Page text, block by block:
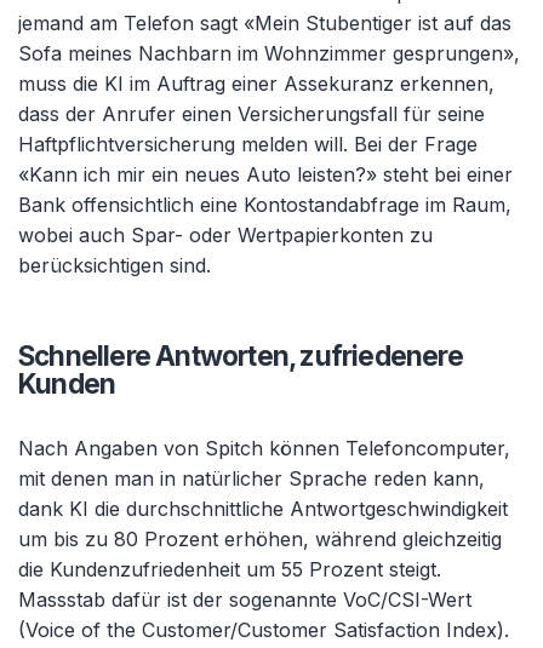
jemand am Telefon sagt «Mein Stubentiger ist auf das
Sofa meines Nachbarn im Wohnzimmer gesprungen»,
muss die KI im Auftrag einer Assekuranz erkennen,
dass der Anrufer einen Versicherungsfall für seine
Haftpflichtversicherung melden will. Bei der Frage
«Kann ich mir ein neues Auto leisten?» steht bei einer
Bank offensichtlich eine Kontostandabfrage im Raum,
wobei auch Spar- oder Wertpapierkonten zu
berücksichtigen sind.
Schnellere Antworten, zufriedenere
Kunden
Nach Angaben von Spitch können Telefoncomputer,
mit denen man in natürlicher Sprache reden kann,
dank KI die durchschnittliche Antwortgeschwindigkeit
um bis zu 80 Prozent erhöhen, während gleichzeitig
die Kundenzufriedenheit um 55 Prozent steigt.
Massstab dafür ist der sogenannte VoC/CSI-Wert
(Voice of the Customer/Customer Satisfaction Index).